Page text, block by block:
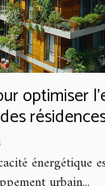
optimiser
énergétique